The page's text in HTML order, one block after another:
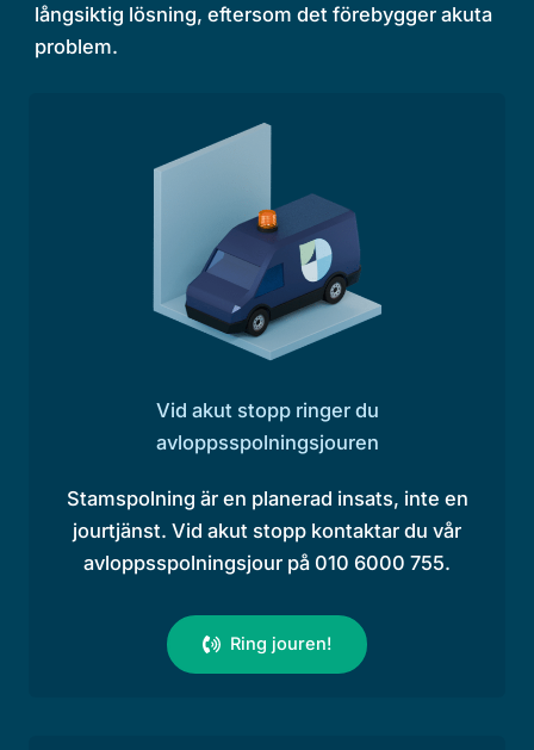
långsiktig lösning, eftersom det förebygger akuta
problem.
Vid akut stopp ringer du
avloppsspolningsjouren
Stamspolning är en planerad insats, inte en
jourtjänst. Vid akut stopp kontaktar du vår
avloppsspolningsjour på 010 6000 755.
Ring jouren!